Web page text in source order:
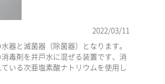
2022/03/11
器と滅菌器（除菌器）となります。
毒剤を井戸水に混ぜる装置です、消
いる次亜塩素酸ナトリウムを使用し